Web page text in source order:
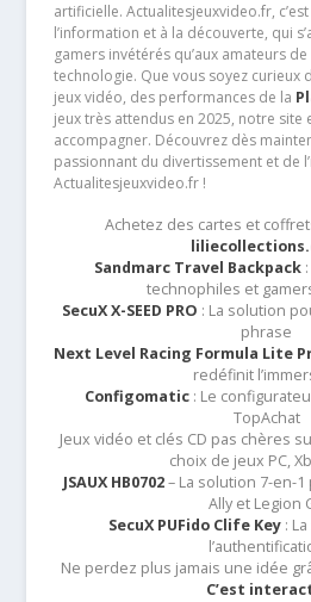
artificielle. Actualitesjeuxvideo.fr,
l’information et à la découverte, qui
gamers invétérés qu’aux amateurs
technologie. Que vous soyez curieux
jeux vidéo, des performances de la
jeux très attendus en 2025, notre site
accompagner. Découvrez dès
passionnant du divertissement et de
Actualitesjeuxvideo.fr !
Achetez des cartes et
Sandmarc Travel Backpack
technophiles et
SecuX X-SEED PRO : La solution
phrase
Next Level Racing Formula Lite
redéfinit
Configomatic: Le
TopAchat
Jeux vidéo et clés CD pas chères
choix de jeux PC,
JSAUX HB0702– La solution 7-en-1
Ally et Legion
SecuX PUFido Clife Key :
Ne perdez plus jamais une idée
C’est